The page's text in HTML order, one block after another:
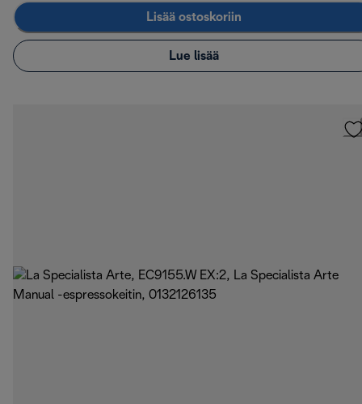
Lisää ostoskoriin
Lue lisää